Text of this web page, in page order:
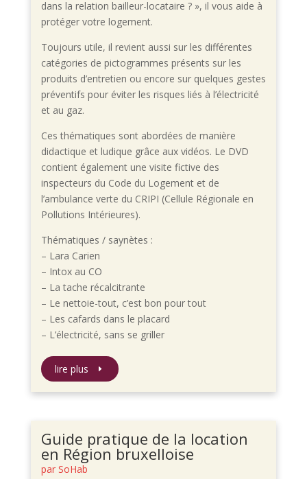
dans la relation bailleur-locataire ? », il vous aide à
protéger votre logement.
Toujours utile, il revient aussi sur les différentes
catégories de pictogrammes présents sur les
produits d’entretien ou encore sur quelques gestes
préventifs pour éviter les risques liés à l’électricité
et au gaz.
Ces thématiques sont abordées de manière
didactique et ludique grâce aux vidéos. Le DVD
contient également une visite fictive des
inspecteurs du Code du Logement et de
l’ambulance verte du CRIPI (Cellule Régionale en
Pollutions Intérieures).
Thématiques / saynètes :
– Lara Carien
– Intox au CO
– La tache récalcitrante
– Le nettoie-tout, c’est bon pour tout
– Les cafards dans le placard
– L’électricité, sans se griller
lire plus
Guide pratique de la location
en Région bruxelloise
par SoHab